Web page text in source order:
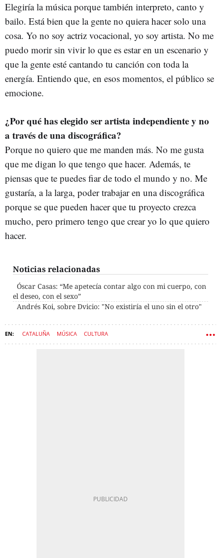
Elegiría la música porque también interpreto, canto y
bailo. Está bien que la gente no quiera hacer solo una
cosa. Yo no soy actriz vocacional, yo soy artista. No me
puedo morir sin vivir lo que es estar en un escenario y
que la gente esté cantando tu canción con toda la
energía. Entiendo que, en esos momentos, el público se
emocione.
¿Por qué has elegido ser artista independiente y no
a través de una discográfica?
Porque no quiero que me manden más. No me gusta
que me digan lo que tengo que hacer. Además, te
piensas que te puedes fiar de todo el mundo y no. Me
gustaría, a la larga, poder trabajar en una discográfica
porque se que pueden hacer que tu proyecto crezca
mucho, pero primero tengo que crear yo lo que quiero
hacer.
Noticias relacionadas
Óscar Casas: “Me apetecía contar algo con mi cuerpo, con
el deseo, con el sexo”
Andrés Koi, sobre Dvicio: "No existiría el uno sin el otro"
CATALUÑA MÚSICA CULTURA